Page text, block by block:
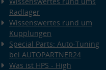
Radlager
Wissenswertes rund um
Kupplungen
Special Parts: Auto-Tuning
bei AUTOPARTNER24
Was ist HPS - High